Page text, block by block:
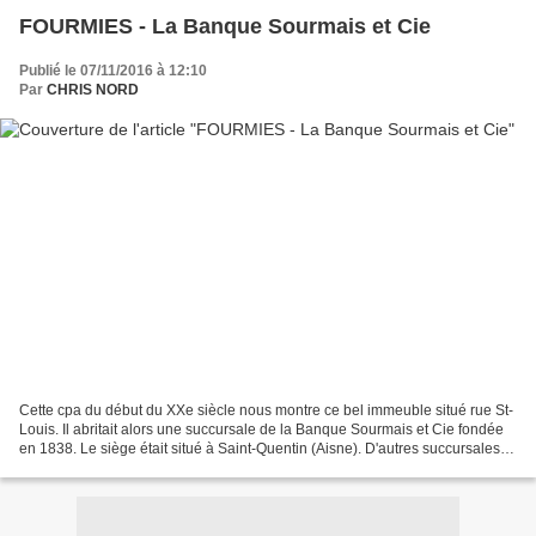
FOURMIES - La Banque Sourmais et Cie
Publié le 07/11/2016 à 12:10
Par CHRIS NORD
Cette cpa du début du XXe siècle nous montre ce bel immeuble situé rue St-
Louis. Il abritait alors une succursale de la Banque Sourmais et Cie fondée
en 1838. Le siège était situé à Saint-Quentin (Aisne). D'autres succursales